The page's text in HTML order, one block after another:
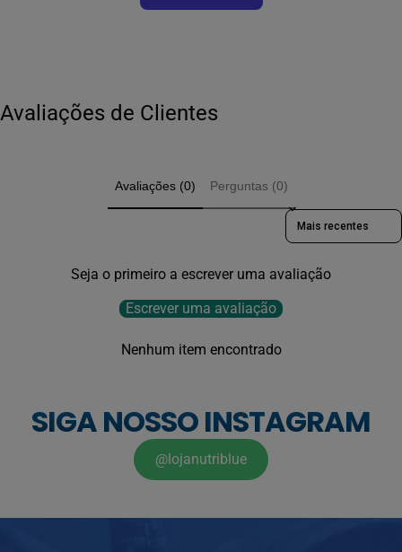
Avaliações de Clientes
Avaliações (0) Perguntas (0)
Sort reviews by
Seja o primeiro a escrever uma avaliação
Escrever uma avaliação
Nenhum item encontrado
SIGA NOSSO INSTAGRAM
@lojanutriblue